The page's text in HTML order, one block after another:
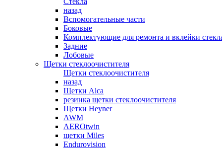
назад
Вспомогательные части
Боковые
Комплектующие для ремонта и вклейки
Задние
Лобовые
Щетки стеклоочистителя
Щетки стеклоочистителя
назад
Щетки Alca
резинка щетки стеклоочистителя
Щетки Heyner
AWM
AEROtwin
щетки Miles
Endurovision